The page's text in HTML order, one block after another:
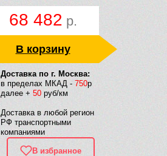
68 482 р.
В корзину
Доставка по г. Москва:
в пределах МКАД - 750р
далее + 50 руб/км
Доставка в любой регион
РФ транспортными
компаниями
В избранное